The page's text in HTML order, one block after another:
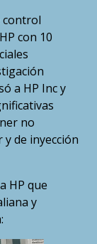
control
con 10
a HP Inc y
no
de inyección
HP que
y